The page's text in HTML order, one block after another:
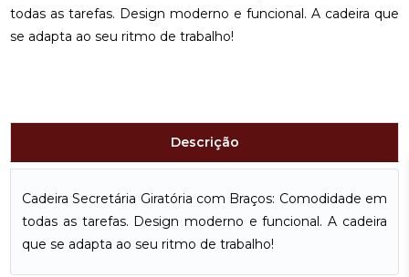
todas as tarefas. Design moderno e funcional. A cadeira que
se adapta ao seu ritmo de trabalho!
Descrição
Cadeira Secretária Giratória com Braços: Comodidade em
todas as tarefas. Design moderno e funcional. A cadeira
que se adapta ao seu ritmo de trabalho!